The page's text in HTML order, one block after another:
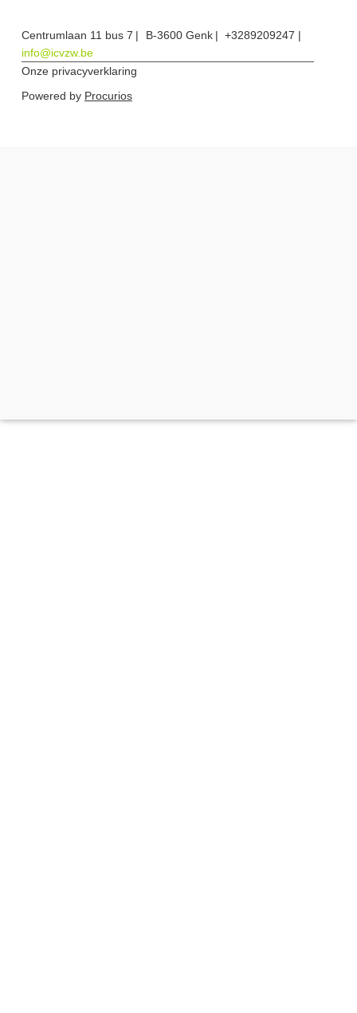
Centrumlaan 11 bus 7 B-3600 Genk
+3289209247
info@icvzw.be
Onze privacyverklaring
Powered by Procurios